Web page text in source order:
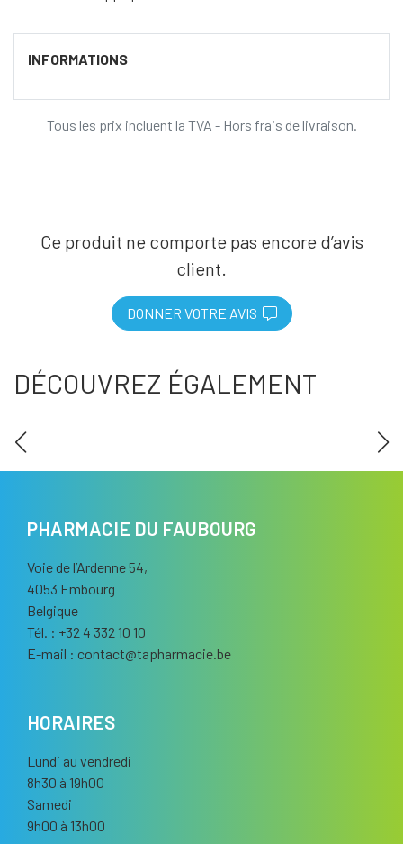
INFORMATIONS
Tous les prix incluent la TVA - Hors frais de livraison.
Ce produit ne comporte pas encore d’avis
client.
DONNER VOTRE AVIS
DÉCOUVREZ ÉGALEMENT
PHARMACIE DU FAUBOURG
Voie de l’Ardenne 54,
4053 Embourg
Belgique
Tél. : +32 4 332 10 10
E-mail : contact@tapharmacie.be
HORAIRES
Lundi au vendredi
8h30 à 19h00
Samedi
9h00 à 13h00